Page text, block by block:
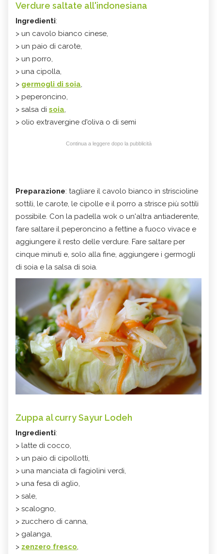
Verdure saltate all'indonesiana
Ingredienti:
> un cavolo bianco cinese,
> un paio di carote,
> un porro,
> una cipolla,
> germogli di soia,
> peperoncino,
> salsa di soia,
> olio extravergine d'oliva o di semi
Continua a leggere dopo la pubblicità
Preparazione: tagliare il cavolo bianco in striscioline
sottili, le carote, le cipolle e il porro a strisce più sottili
possibile. Con la padella wok o un'altra antiaderente,
fare saltare il peperoncino a fettine a fuoco vivace e
aggiungere il resto delle verdure. Fare saltare per
cinque minuti e, solo alla fine, aggiungere i germogli
di soia e la salsa di soia.
Zuppa al curry Sayur Lodeh
Ingredienti:
> latte di cocco,
> un paio di cipollotti,
> una manciata di fagiolini verdi,
> una fesa di aglio,
> sale,
> scalogno,
> zucchero di canna,
> galanga,
> zenzero fresco